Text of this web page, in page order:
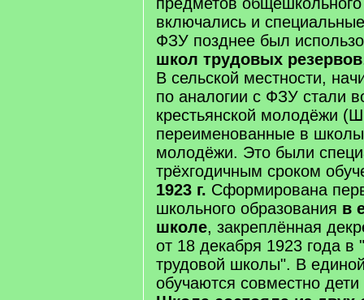
включались и
ФЗУ позднее был
школ трудовых резервов
В сельской местности,
по аналогии с ФЗУ стали
крестьянской молодёжи
переименованные в школы
молодёжи. Это были
трёхгодичным сроком
1923 г. Сформирована
школьного образования в
школе, закреплённая
от 18 декабря 1923 года в
трудовой школы". В
обучаются совместно